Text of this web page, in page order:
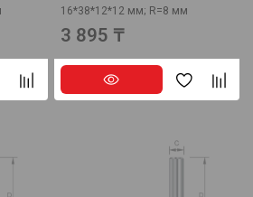
16*38*12*12 мм; R=8 мм
3 895 ₸